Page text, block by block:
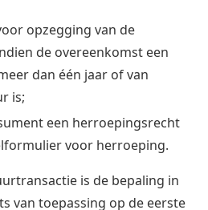
opzegging van de
de overeenkomst een
dan één jaar of van
is;
een herroepingsrecht
voor herroeping.
is de bepaling in
van toepassing op de eerste